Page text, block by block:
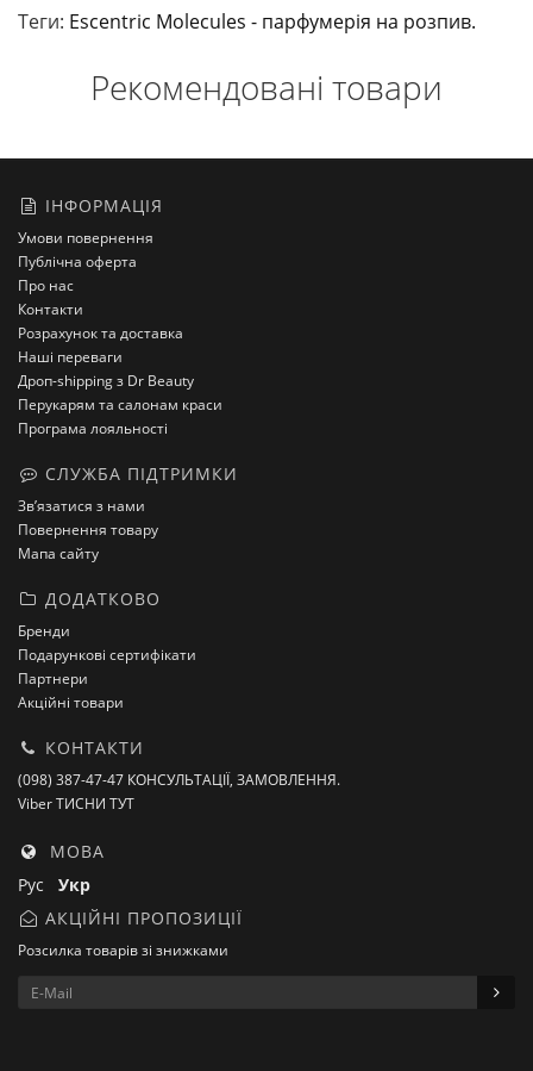
Теги: Escentric Molecules - парфумерія на розпив.
Рекомендовані товари
ІНФОРМАЦІЯ
Умови повернення
Публічна оферта
Про нас
Контакти
Розрахунок та доставка
Наші переваги
Дроп-shipping з Dr Beauty
Перукарям та салонам краси
Програма лояльності
СЛУЖБА ПІДТРИМКИ
Зв’язатися з нами
Повернення товару
Мапа сайту
ДОДАТКОВО
Бренди
Подарункові сертифікати
Партнери
Акційні товари
КОНТАКТИ
(098) 387-47-47 КОНСУЛЬТАЦІЇ, ЗАМОВЛЕННЯ.
Viber ТИСНИ ТУТ
МОВА
Рус Укр
АКЦІЙНІ ПРОПОЗИЦІЇ
Розсилка товарів зі знижками